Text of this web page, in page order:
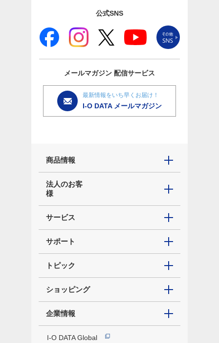
公式SNS
メールマガジン 配信サービス
最新情報をいち早くお届け！
I-O DATA メールマガジン
商品情報
法人のお客
様
サービス
サポート
トピック
ショッピング
企業情報
I-O DATA Global